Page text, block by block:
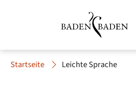
Startseite Leichte Sprache